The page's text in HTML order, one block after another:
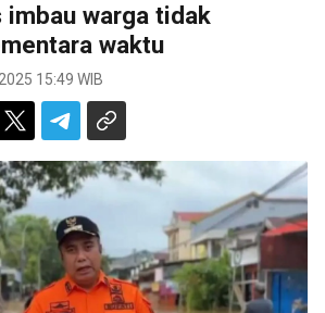
imbau warga tidak
waktu
15:49 WIB